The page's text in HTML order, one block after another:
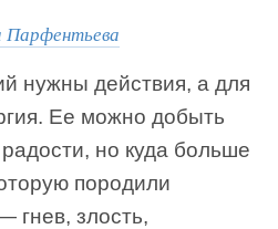
Парфентьева
нужны действия, а для
Ее можно добыть
но куда больше
породили
гнев, злость,